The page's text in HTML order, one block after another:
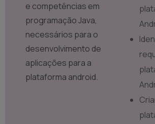
e competências em
programação Java,
necessários para o
desenvolvimento de
aplicações para a
plataforma android.